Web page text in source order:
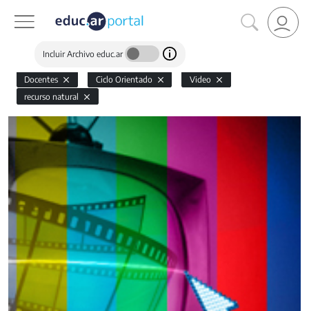
Incluir Archivo educ.ar
Docentes Ciclo Orientado
Video
recurso natural